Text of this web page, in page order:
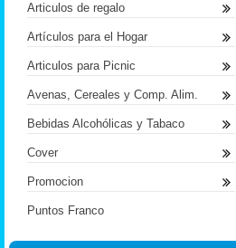
Articulos de regalo
Artículos para el Hogar
Articulos para Picnic
Avenas, Cereales y Comp. Alim.
Bebidas Alcohólicas y Tabaco
Cover
Promocion
Puntos Franco